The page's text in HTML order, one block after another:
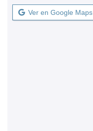
Ver en Google Maps